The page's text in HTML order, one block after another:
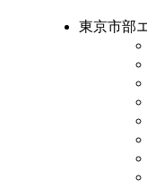
東京市部